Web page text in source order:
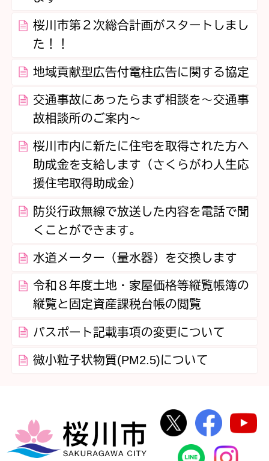
桜川市第２次総合計画がスタートしまし
た！！
地域貢献型広告付電柱広告に関する協定
交通事故にあったらまず相談を～交通事
故相談所のご案内～
桜川市内に新たに住宅を取得された方へ
助成金を支給します（さくらがわ人生応
援住宅取得助成金）
防災行政無線で放送した内容を電話で聞
くことができます。
水道メーター（量水器）を交換します
令和８年度土地・家屋価格等縦覧帳簿の
縦覧と固定資産課税台帳の閲覧
パスポート記載事項の変更について
微小粒子状物質(PM2.5)について
桜川市
桜川市公式
桜川
桜川市公